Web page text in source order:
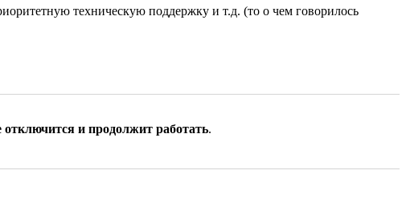
техническую поддержку и т.д. (то о чем говорилось
отключится и продолжит работать.